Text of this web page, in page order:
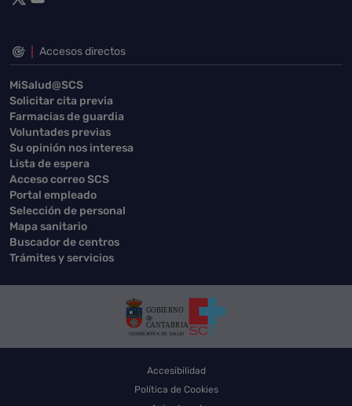
Accesos directos
MiSalud@SCS
Solicitar cita previa
Farmacias de guardia
Voluntades previas
Su opinión nos interesa
Lista de espera
Acceso correo SCS
Portal empleado
Selección de personal
Mapa sanitario
Buscador de centros
Trámites y servicios
Accesibilidad
Política de Cookies